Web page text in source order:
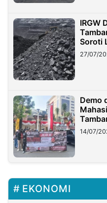
IRGW
Soroti
27/07/
Demo
14/07/
EKONOMI